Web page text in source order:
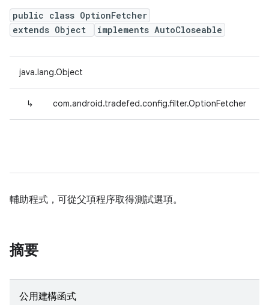
public class OptionFetcher
extends Object
implements AutoCloseable
java.lang.Object
↳ com.android.tradefed.config.filter.OptionFetcher
輔助程式，可從父項程序取得測試選項。
摘要
公用建構函式